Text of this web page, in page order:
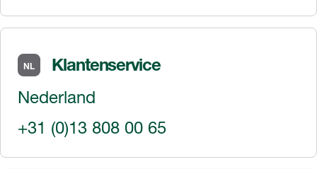
NL
Klantenservice
Nederland
+31 (0)13 808 00 65